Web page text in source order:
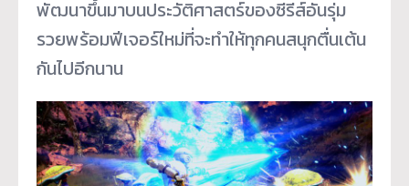
พัฒนาขึ้นมาบนประวัติศาสตร์ของซีรีส์อันรุ่ม
รวยพร้อมฟีเจอร์ใหม่ที่จะทำให้ทุกคนสนุกตื่นเต้น
กันไปอีกนาน